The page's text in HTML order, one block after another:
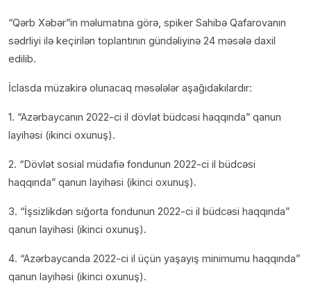
“Qərb Xəbər”in məlumatına görə, spiker Sahibə Qafarovanın
sədrliyi ilə keçirilən toplantının gündəliyinə 24 məsələ daxil
edilib.
İclasda müzakirə olunacaq məsələlər aşağıdakılardır:
1. “Azərbaycanın 2022-ci il dövlət büdcəsi haqqında” qanun
layihəsi (ikinci oxunuş).
2. “Dövlət sosial müdafiə fondunun 2022-ci il büdcəsi
haqqında” qanun layihəsi (ikinci oxunuş).
3. “İşsizlikdən sığorta fondunun 2022-ci il büdcəsi haqqında”
qanun layihəsi (ikinci oxunuş).
4. “Azərbaycanda 2022-ci il üçün yaşayış minimumu haqqında”
qanun layihəsi (ikinci oxunuş).